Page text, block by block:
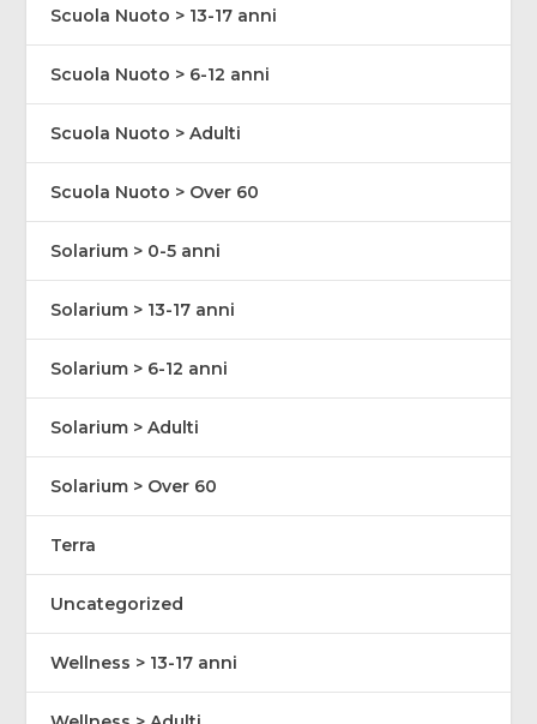
Scuola Nuoto > 13-17 anni
Scuola Nuoto > 6-12 anni
Scuola Nuoto > Adulti
Scuola Nuoto > Over 60
Solarium > 0-5 anni
Solarium > 13-17 anni
Solarium > 6-12 anni
Solarium > Adulti
Solarium > Over 60
Terra
Uncategorized
Wellness > 13-17 anni